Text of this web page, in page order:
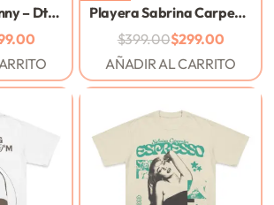
Playera Bad Bunny – DtMF – Arena
Playera Sabrina Carpenter – I’m working late – Arena
$399.00$299.00
AÑADIR AL CARRITO